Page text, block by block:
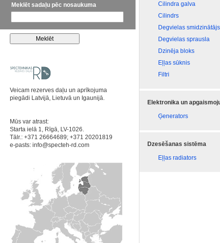
Meklēt sadaļu pēc nosaukuma
Veicam rezerves daļu un aprīkojuma
piegādi Latvijā, Lietuvā un Igaunijā.
Mūs var atrast:
Starta ielā 1, Rīgā, LV-1026.
Tālr.: +371 26664689; +371 20201819
e-pasts: info@specteh-rd.com
Cilindra galva
Cilindrs
Degvielas smidzinātājs
Degvielas sprausla
Dzinēja bloks
Eļļas sūknis
Filtri
Elektronika un
Ģenerators
Dzesēšanas sistēma
Eļļas radiators